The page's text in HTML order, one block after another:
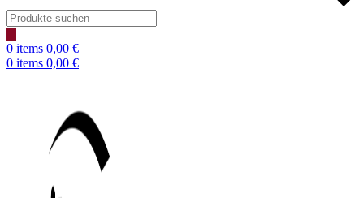
0 items 0,00 €
0 items 0,00 €